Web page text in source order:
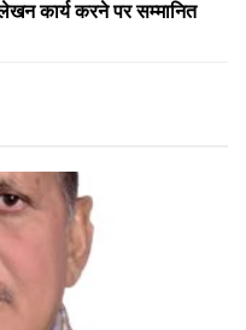
कार्य करने पर सम्मानित